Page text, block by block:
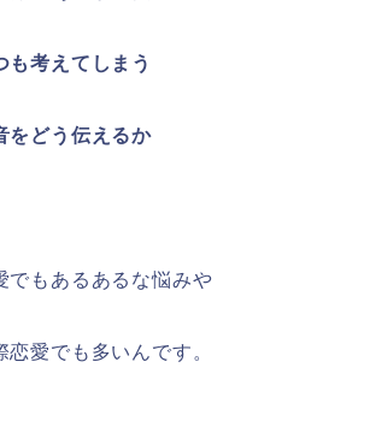
も考えてしまう
をどう伝えるか
でもあるあるな悩みや
愛でも多いんです。